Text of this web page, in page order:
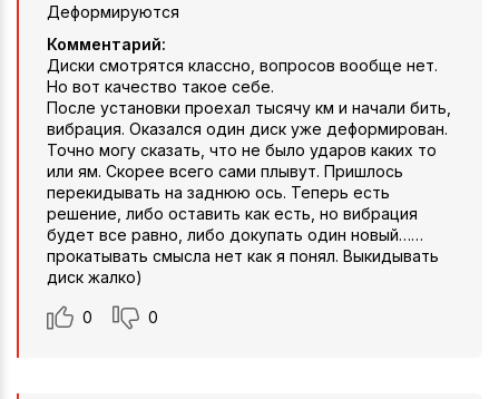
Деформируются
Комментарий:
Диски смотрятся классно, вопросов вообще нет.
Но вот качество такое себе.
После установки проехал тысячу км и начали бить,
вибрация. Оказался один диск уже деформирован.
Точно могу сказать, что не было ударов каких то
или ям. Скорее всего сами плывут. Пришлось
перекидывать на заднюю ось. Теперь есть
решение, либо оставить как есть, но вибрация
будет все равно, либо докупать один новый……
прокатывать смысла нет как я понял. Выкидывать
диск жалко)
0 0